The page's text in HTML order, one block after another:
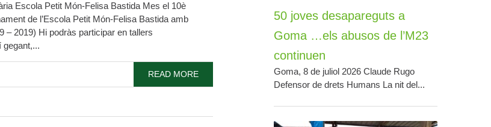
Escola Petit Món-Felisa Bastida Mes el 10è
de l’Escola Petit Món-Felisa Bastida amb
– 2019) Hi podràs participar en tallers
gegant,...
READ MORE
50 joves desapareguts a
Goma …els abusos de l’M23
continuen
Goma, 8 de juliol 2026 Claude Rugo
Defensor de drets Humans La nit del...